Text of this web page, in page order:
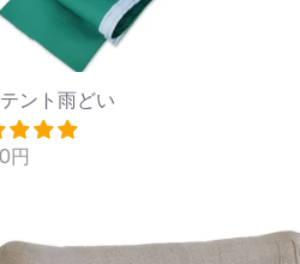
ント雨どい
円